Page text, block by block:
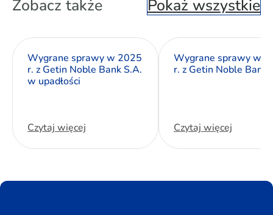
Zobacz także Pokaż wszystkie
Wygrane sprawy w 2025
r. z Getin Noble Bank S.A.
w upadłości
Czytaj więcej
Wygrane sprawy w
r. z Getin Noble Bank
Czytaj więcej